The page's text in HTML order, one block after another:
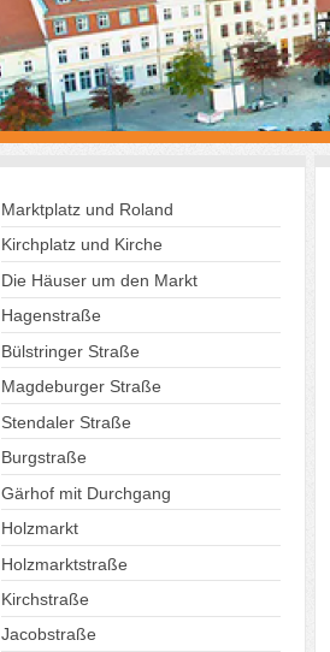
Marktplatz und Roland
Kirchplatz und Kirche
Die Häuser um den Markt
Hagenstraße
Bülstringer Straße
Magdeburger Straße
Stendaler Straße
Burgstraße
Gärhof mit Durchgang
Holzmarkt
Holzmarktstraße
Kirchstraße
Jacobstraße